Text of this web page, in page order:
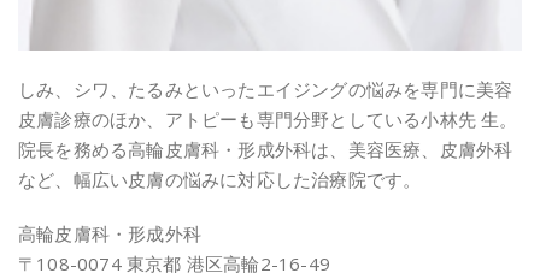
しみ、シワ、たるみといったエイジングの悩みを専門に美容
皮膚診療のほか、アトピーも専門分野としている小林先 生。
院長を務める高輪皮膚科・形成外科は、美容医療、皮膚外科
など、幅広い皮膚の悩みに対応した治療院です。
高輪皮膚科・形成外科
〒108-0074 東京都 港区高輪2-16-49